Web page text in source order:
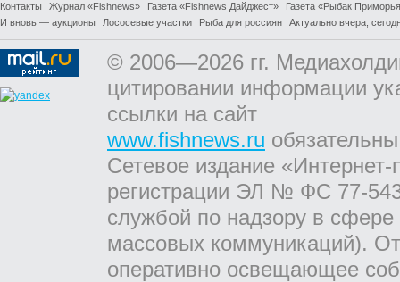
Контакты Журнал «Fishnews» Газета «Fishnews Дайджест»
Газета «Рыбак
И вновь — аукционы
Лососевые участки Рыба для россиян Актуально вчера,
© 2006—2026 гг.
цитировании информации
ссылки на сайт
www.fishnews.ru
Сетевое издание
регистрации ЭЛ № ФС 77-
службой по надзору в
массовых коммуникаций).
оперативно освещающее